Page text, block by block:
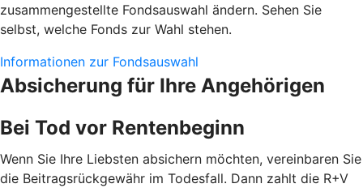
zusammengestellte Fondsauswahl ändern. Sehen Sie
selbst, welche Fonds zur Wahl stehen.
Informationen zur Fondsauswahl
Absicherung für Ihre Angehörigen
Bei Tod vor Rentenbeginn
Wenn Sie Ihre Liebsten absichern möchten, vereinbaren Sie
die Beitragsrückgewähr im Todesfall. Dann zahlt die R+V